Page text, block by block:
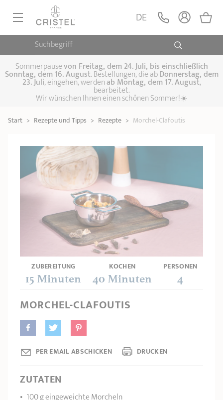
Suchbegriff
DE
PRODUKTBERATER
REZEPTE UND TIPPS
ÜBER UNS
STORE-FINDER
KONTAKT
PFANNEN, SAUTEUSEN
Pfannen Sauteusen Crêpepfannen
Woks
KOCHTÖPFE, SCHMORTÖPFE
Kochtöpfe Schmortöpfe,
Fleischtöpfe Suppentöpfe
Topfsets Kochgeschirr Set
DAMFPAUFSÄTZE
KÜCHENHELFER
SPEZIELLE KÜCHENUTENSILIEN
Couscous-Töpfe Nudeltöpfe Grillplatten
Ofenform - Bräter Wasserbadeinsätze
KAFFEE UND TEE
Wasserkessel Espressokocher Teekannen
ZUBEHÖR, PFLEGE
Deckel Stiel- und
Seitengriffe Praktische Küche
Pflege Weiteres Zubehör
IDEEN & GESCHENKKARTEN
Unsere Auswahl
Sommerpausevon Freitag, dem 24. Juli, bis einschließlich
Sonntag, dem 16. August. Bestellungen, die abDonnerstag, dem
23. Juli, eingehen, werdenab Montag, dem 17. August,
bearbeitet.
Wir wünschen Ihnen einen schönen Sommer!☀️
Start > Rezepte und Tipps > Rezepte > Morchel-Clafoutis
ZUBEREITUNG
15 Minuten
KOCHEN
40 Minuten
PERSONEN
4
MORCHEL-CLAFOUTIS
PER EMAIL ABSCHICKEN DRUCKEN
ZUTATEN
100 g eingeweichte Morcheln